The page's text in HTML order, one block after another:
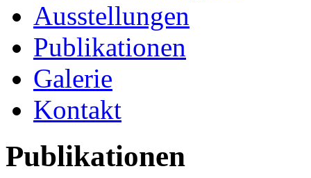
Ausstellungen
Publikationen
Galerie
Kontakt
Publikationen